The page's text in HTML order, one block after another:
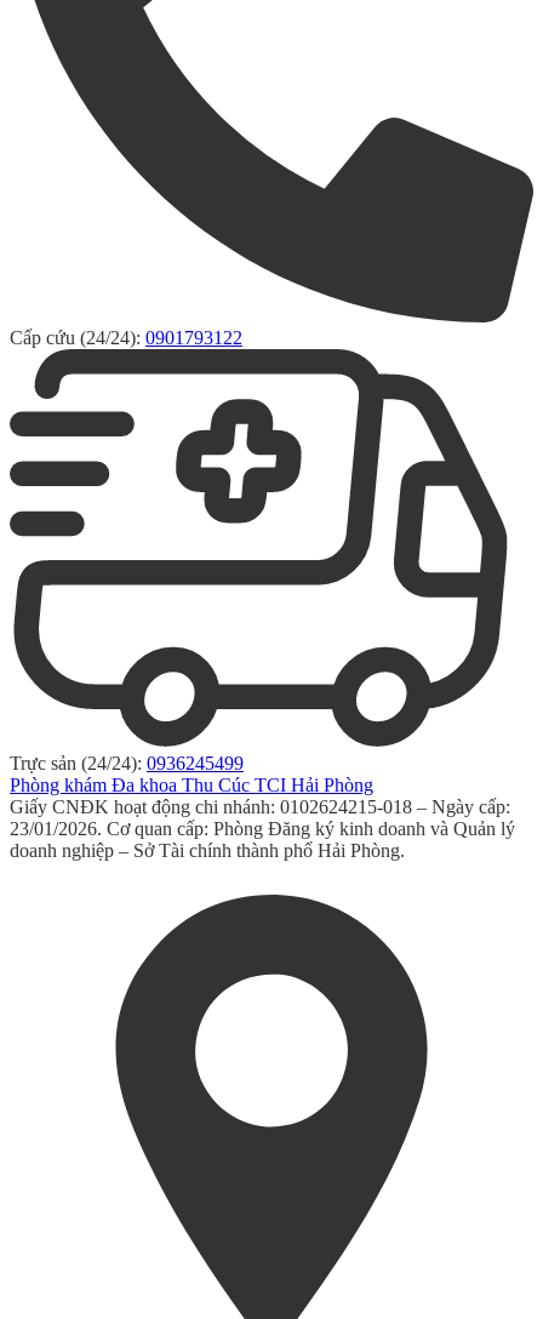
Cấp cứu (24/24): 0901793122
Trực sản (24/24): 0936245499
Phòng khám Đa khoa Thu Cúc TCI Hải Phòng
Giấy CNĐK hoạt động chi nhánh: 0102624215-018 – Ngày cấp:
23/01/2026. Cơ quan cấp: Phòng Đăng ký kinh doanh và Quản lý
doanh nghiệp – Sở Tài chính thành phố Hải Phòng.